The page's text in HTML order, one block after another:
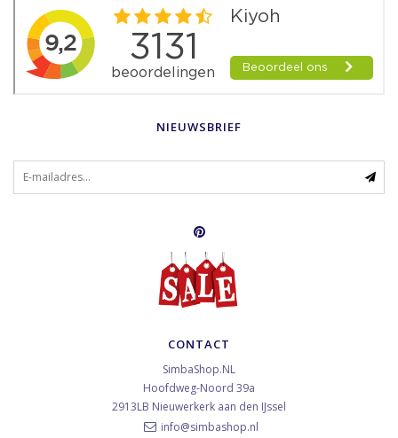
NIEUWSBRIEF
CONTACT
SimbaShop.NL
Hoofdweg-Noord 39a
2913LB Nieuwerkerk aan den IJssel
info@simbashop.nl